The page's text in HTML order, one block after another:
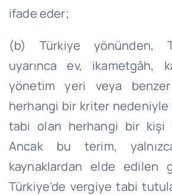
ifade eder;
(b) Türkiye yönünden,
uyarınca ev, ikametgâh,
yönetim yeri veya
herhangi bir kriter
tabi olan herhangi bir kişi
Ancak bu terim,
kaynaklardan elde edilen
Türkiye’de vergiye tabi